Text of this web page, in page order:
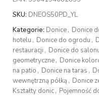
SKU: DNEOS50PD_YL
Kategorie: Donice, Donice
hotelu , Donice do ogrodu ,
restauracji , Donice do
geometryczne, Donice
na patio , Donice na taras ,
wewnętrzną półką , Donice
Kształty donic, Pojemność